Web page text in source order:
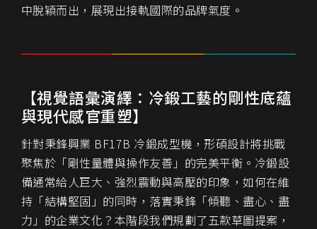
中脫穎而出，展現出接軌國際的品牌氣度。
【視覺語彙演繹：冷鍛工藝的剛性底蘊
與現代感官重塑】
針對秉鋒興業 BF17B 冷鍛成型機，形碩設計將挑戰
聚焦於「剛性量體與操作友善」的完美平衡。冷鍛設
備通常給人巨大、強烈震動與高壓的印象，如何在維
持「結構堅固」的同時，落實秉鋒「傾聽、盡心、盡
力」的企業文化？本階段我們規劃了五款草圖提案，